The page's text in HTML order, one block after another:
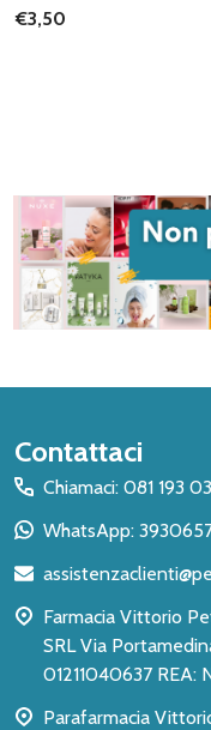
€3,50
Inizio
del
piè
pagina
Contattaci
Chiamaci: 081 193
WhatsApp:
Farmacia Vittorio
SRL Via Portamedina 8, 80134 - Napoli
01211040637 REA:
Parafarmacia